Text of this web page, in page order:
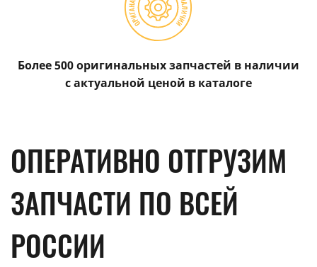
Более 500 оригинальных запчастей в наличии
с актуальной ценой в каталоге
ОПЕРАТИВНО ОТГРУЗИМ
ЗАПЧАСТИ ПО ВСЕЙ
РОССИИ